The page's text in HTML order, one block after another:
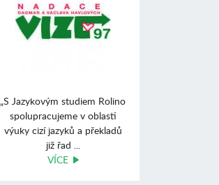
„S Jazykovým studiem Rolino
spolupracujeme v oblasti
výuky cizí jazyků a překladů
již řad ...
VÍCE